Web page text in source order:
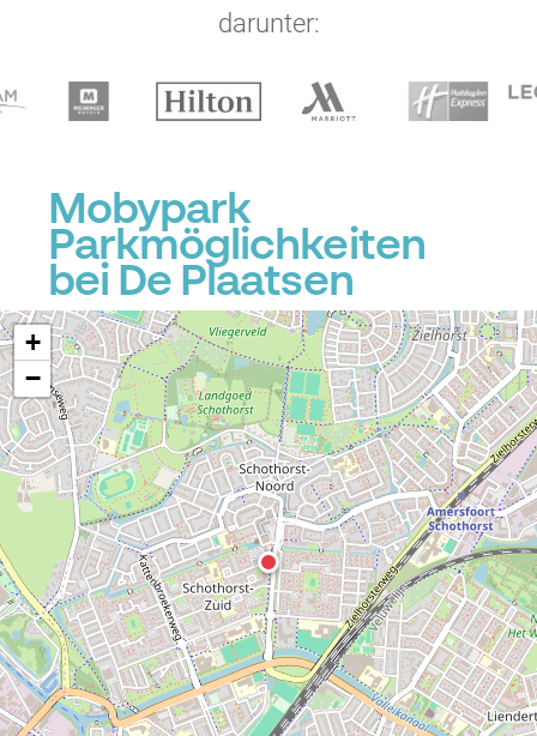
darunter:
Mobypark
Parkmöglichkeiten
bei De Plaatsen
+
−